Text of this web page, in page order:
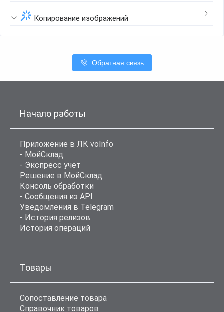
Копирование изображений
Обратная связь
Начало работы
Приложение в ЛК voInfo
- МойСклад
- Экспресс учет
Решение в МойСклад
Консоль обработки
- Сообщения из API
Уведомления в Telegram
- История релизов
История операций
Товары
Сопоставление товара
Справочник товаров